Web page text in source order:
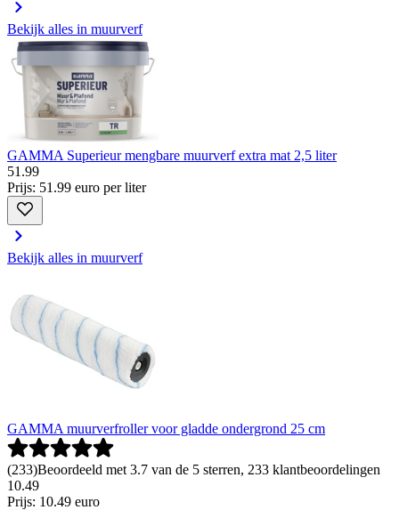
Bekijk alles in muurverf
GAMMA Superieur mengbare muurverf extra mat 2,5 liter
51 .99
Prijs: 51.99 euro per liter
Bekijk alles in muurverf
GAMMA muurverfroller voor gladde ondergrond 25 cm
(233)Beoordeeld met 3.7 van de 5 sterren, 233 klantbeoordelingen
10.49
Prijs: 10.49 euro